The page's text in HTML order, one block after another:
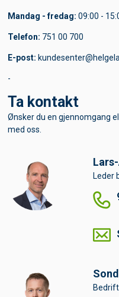
Mandag - fredag: 09:00 -
Telefon: 751 00 700
E-post:
-
Ta kontakt
Ønsker du en gjennomgang
med oss.
Leder